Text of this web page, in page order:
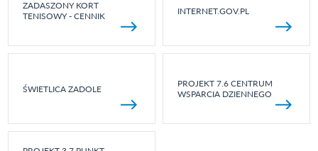
ZADASZONY KORT
TENISOWY - CENNIK
INTERNET.GOV.PL
ŚWIETLICA ZADOLE
PROJEKT 7.6 CENTRUM
WSPARCIA DZIENNEGO